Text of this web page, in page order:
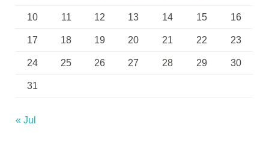
10 11 12 13 14 15 16
17 18 19 20 21 22 23
24 25 26 27 28 29 30
31
« Jul